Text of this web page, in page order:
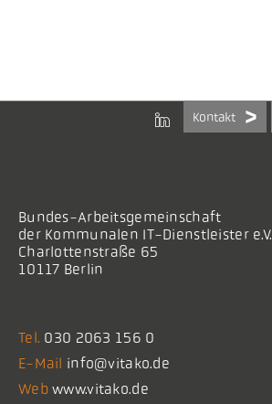
Kontakt
Bundes-Arbeitsgemeinschaft
der Kommunalen IT-Dienstleister e.V.
Charlottenstraße 65
10117 Berlin
Tel. 030 2063 156 0
E-Mail info@vitako.de
Webwww.vitako.de